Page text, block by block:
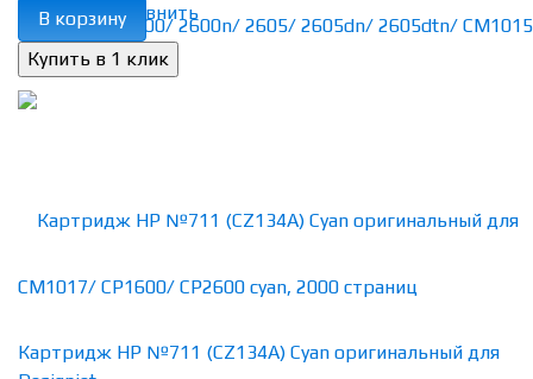
избранное сравнить
В корзину
Картридж HP №711 (CZ134A) Cyan оригинальный для